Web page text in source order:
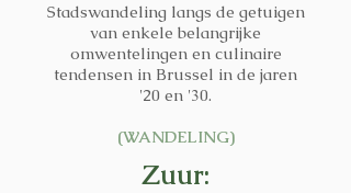
Stadswandeling langs de getuigen
van enkele belangrijke
omwentelingen en culinaire
tendensen in Brussel in de jaren
'20 en '30.
(WANDELING)
Zuur: